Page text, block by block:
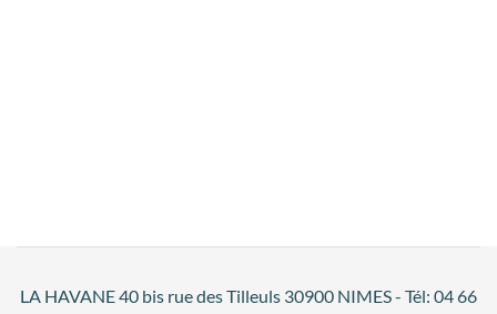
LA HAVANE 40 bis rue des Tilleuls 30900 NIMES - Tél: 04 66